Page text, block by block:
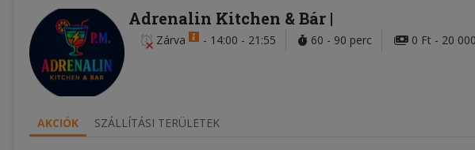
Adrenalin Kitchen & Bár
Zárva - 14:00 - 21:55 60 - 90 perc 0 Ft - 20
AKCIÓK SZÁLLÍTÁSI TERÜLETEK